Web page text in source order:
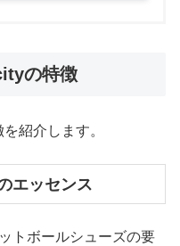
の特徴
紹介します。
エッセンス
トボールシューズの要